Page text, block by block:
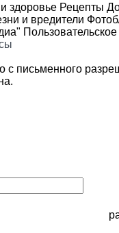
здоровье Рецепты
и вредители
с письменного